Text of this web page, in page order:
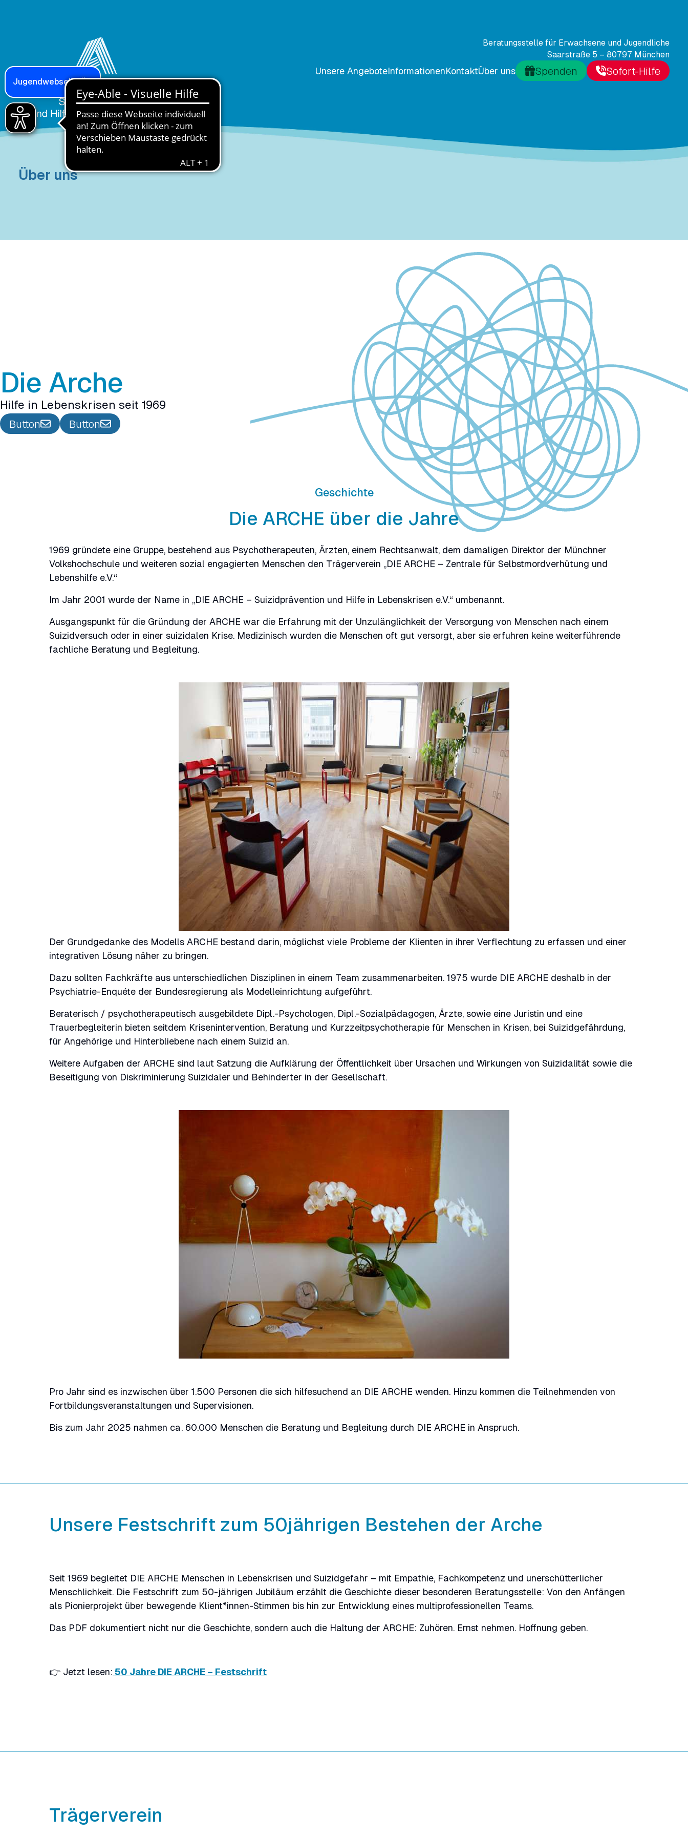
Beratungsstelle für Erwachsene und Jugendliche
Saarstraße 5 – 80797 München
Unsere AngeboteInformationenKontaktÜber uns Spenden Sofort-Hilfe
Über uns
Die Arche
Hilfe in Lebenskrisen seit 1969
Button Button
Geschichte
Die ARCHE über die Jahre
1969 gründete eine Gruppe, bestehend aus Psychotherapeuten, Ärzten, einem Rechtsanwalt, dem damaligen Direktor der Münchner
Volkshochschule und weiteren sozial engagierten Menschen den Trägerverein „DIE ARCHE – Zentrale für Selbstmordverhütung und
Lebenshilfe e.V.“
Im Jahr 2001 wurde der Name in „DIE ARCHE – Suizidprävention und Hilfe in Lebenskrisen e.V.“ umbenannt.
Ausgangspunkt für die Gründung der ARCHE war die Erfahrung mit der Unzulänglichkeit der Versorgung von Menschen nach einem
Suizidversuch oder in einer suizidalen Krise. Medizinisch wurden die Menschen oft gut versorgt, aber sie erfuhren keine weiterführende
fachliche Beratung und Begleitung.
Der Grundgedanke des Modells ARCHE bestand darin, möglichst viele Probleme der Klienten in ihrer Verflechtung zu erfassen und einer
integrativen Lösung näher zu bringen.
Dazu sollten Fachkräfte aus unterschiedlichen Disziplinen in einem Team zusammenarbeiten. 1975 wurde DIE ARCHE deshalb in der
Psychiatrie-Enquéte der Bundesregierung als Modelleinrichtung aufgeführt.
Beraterisch / psychotherapeutisch ausgebildete Dipl.-Psychologen, Dipl.-Sozialpädagogen, Ärzte, sowie eine Juristin und eine
Trauerbegleiterin bieten seitdem Krisenintervention, Beratung und Kurzzeitpsychotherapie für Menschen in Krisen, bei Suizidgefährdung,
für Angehörige und Hinterbliebene nach einem Suizid an.
Weitere Aufgaben der ARCHE sind laut Satzung die Aufklärung der Öffentlichkeit über Ursachen und Wirkungen von Suizidalität sowie die
Beseitigung von Diskriminierung Suizidaler und Behinderter in der Gesellschaft.
Pro Jahr sind es inzwischen über 1.500 Personen die sich hilfesuchend an DIE ARCHE wenden. Hinzu kommen die Teilnehmenden von
Fortbildungsveranstaltungen und Supervisionen.
Bis zum Jahr 2025 nahmen ca. 60.000 Menschen die Beratung und Begleitung durch DIE ARCHE in Anspruch.
Unsere Festschrift zum 50jährigen Bestehen der Arche
Seit 1969 begleitet DIE ARCHE Menschen in Lebenskrisen und Suizidgefahr – mit Empathie, Fachkompetenz und unerschütterlicher
Menschlichkeit. Die Festschrift zum 50-jährigen Jubiläum erzählt die Geschichte dieser besonderen Beratungsstelle: Von den Anfängen
als Pionierprojekt über bewegende Klient*innen-Stimmen bis hin zur Entwicklung eines multiprofessionellen Teams.
Das PDF dokumentiert nicht nur die Geschichte, sondern auch die Haltung der ARCHE: Zuhören. Ernst nehmen. Hoffnung geben.
👉 Jetzt lesen: 50 Jahre DIE ARCHE – Festschrift
Trägerverein
Jugendwebseite